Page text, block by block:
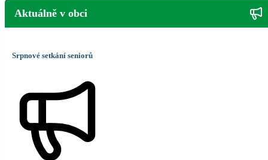
Aktuálně v obci
Srpnové setkání seniorů